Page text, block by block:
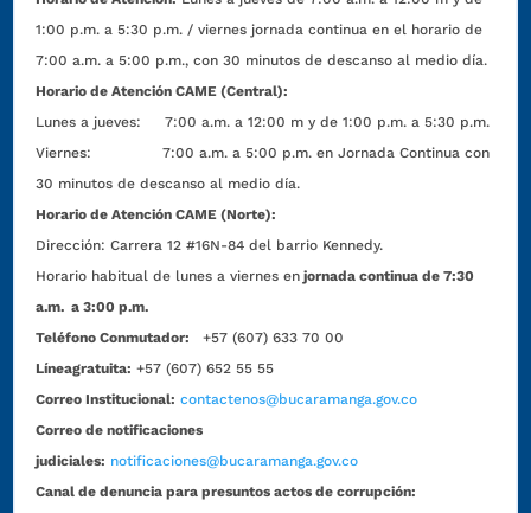
1:00 p.m. a 5:30 p.m. / viernes jornada continua en el horario de
7:00 a.m. a 5:00 p.m., con 30 minutos de descanso al medio día.
Horario de Atención CAME (Central):
Lunes a jueves: 7:00 a.m. a 12:00 m y de 1:00 p.m. a 5:30 p.m.
Viernes: 7:00 a.m. a 5:00 p.m. en Jornada Continua con
30 minutos de descanso al medio día.
Horario de Atención CAME (Norte):
Dirección:Carrera 12 #16N-84 del barrio Kennedy.
Horario habitual de lunes a viernes en jornada continua de 7:30
a.m. a 3:00 p.m.
Teléfono Conmutador:
+57 (607) 633 70 00
Líneagratuita: +57 (607) 652 55 55
Correo Institucional: contactenos@bucaramanga.gov.co
Correo de notificaciones
judiciales: notificaciones@bucaramanga.gov.co
Canal de denuncia para presuntos actos de corrupción: